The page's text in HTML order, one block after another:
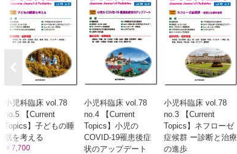
小児科臨床 vol.78
no.5 【Current
Topics】子どもの睡
眠を考える
￥7,700
小児科臨床 vol.78
no.4 【Current
Topics】小児の
COVID-19罹患後症
状のアップデート
小児科臨床 vol.78
no.3 【Current
Topics】ネフローゼ
症候群 ー診断と治療
の進歩